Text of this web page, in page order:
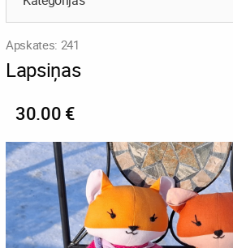
Apskates: 241
Lapsiņas
30.00 €